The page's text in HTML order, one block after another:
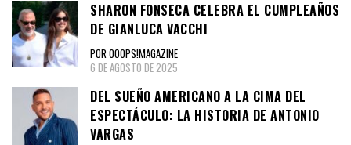
SHARON FONSECA CELEBRA EL CUMPLEAÑOS
DE GIANLUCA VACCHI
POR OOOPS!MAGAZINE
6 DE AGOSTO DE 2025
DEL SUEÑO AMERICANO A LA CIMA DEL
ESPECTÁCULO: LA HISTORIA DE ANTONIO
VARGAS